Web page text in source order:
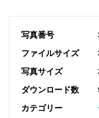
写真番号
ファイルサイズ
写真サイズ
ダウンロード数
カテゴリー